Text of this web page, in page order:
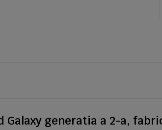
generatia a 2-a,